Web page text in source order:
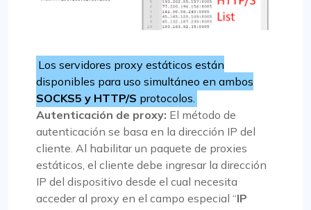
Los servidores proxy estáticos están
disponibles para uso simultáneo en ambos
SOCKS5 y HTTP/S protocolos.
Autenticación de proxy: El método de
autenticación se basa en la dirección IP del
cliente. Al habilitar un paquete de proxies
estáticos, el cliente debe ingresar la dirección
IP del dispositivo desde el cual necesita
acceder al proxy en el campo especial “IP